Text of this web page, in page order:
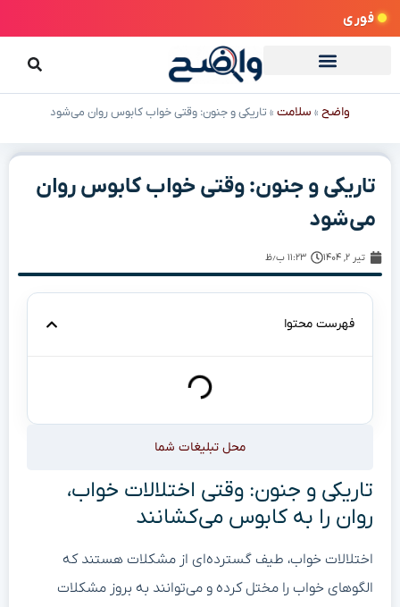
فوری
واضح » سلامت » تاریکی و جنون: وقتی خواب کابوس روان می‌شود
تاریکی و جنون: وقتی خواب کابوس روان
می‌شود
تیر ۲, ۱۴۰۴ ۱۱:۲۳ ب٫ظ
فهرست محتوا
محل تبلیغات شما
تاریکی و جنون: وقتی اختلالات خواب،
روان را به کابوس می‌کشانند
اختلالات خواب، طیف گسترده‌ای از مشکلات هستند که
الگوهای خواب را مختل کرده و می‌توانند به بروز مشکلات